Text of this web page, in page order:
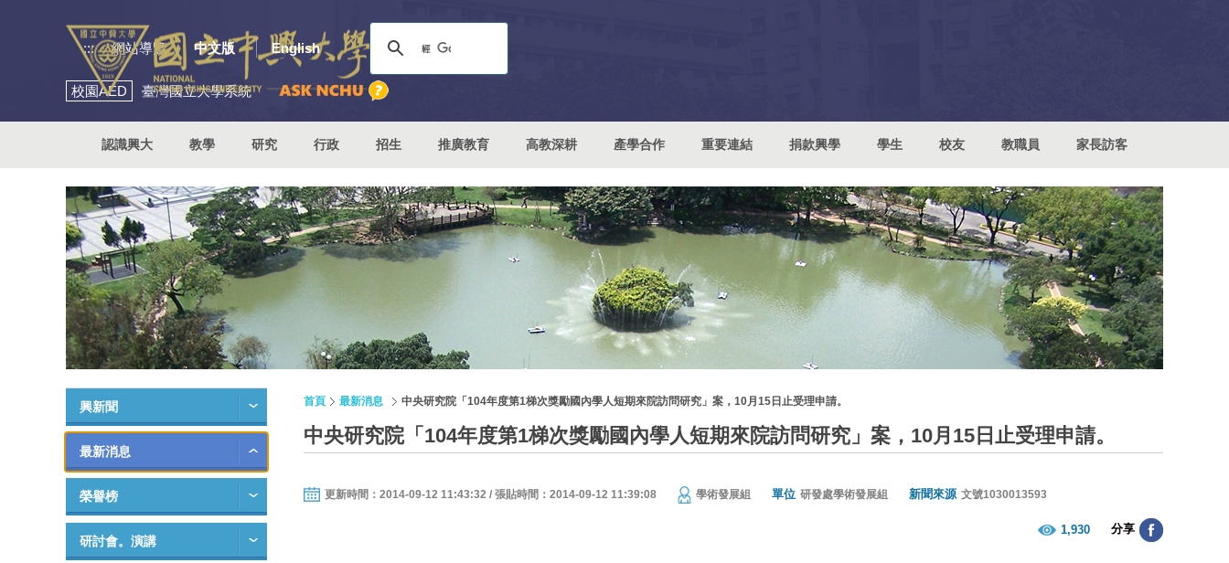
::: 網站導覽 中文版 English
校園AED 臺灣國立大學系統
認識興大 教學 研究 行政 招生 推廣教育 高教深耕 產學合作 重要連結 捐款興學 學生 校友 教職員 家長訪客
興新聞
最新消息
榮譽榜
研討會。演講
首頁 最新消息 中央研究院「104年度第1梯次獎勵國內學人短期來院訪問研究」案，10月15日止受理申請。
中央研究院「104年度第1梯次獎勵國內學人短期來院訪問研究」案，10月15日止受理申請。
更新時間：2014-09-12 11:43:32 / 張貼時間：2014-09-12 11:39:08 學術發展組 單位 研發處學術發展組 新聞來源 文號1030013593
1,930 分享